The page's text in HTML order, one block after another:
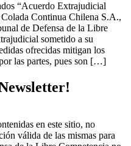
“Acuerdo Extrajudicial
Continua Chilena S.A.,
de Defensa de la Libre
sometido a su
ofrecidas mitigan los
las partes, pues son […]
en este sitio, no
válida de las mismas para